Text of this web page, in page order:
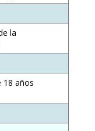
la
18 años